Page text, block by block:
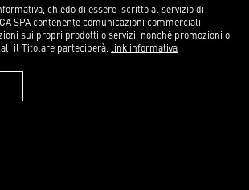
chiedo di essere iscritto al servizio di
SPA contenente comunicazioni commerciali
sui propri prodotti o servizi, nonché promozioni o
il Titolare parteciperà. link informativa